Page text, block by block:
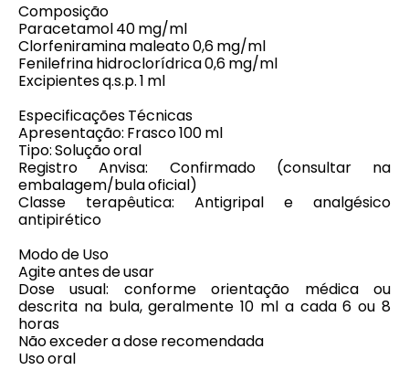
Composição
Paracetamol 40 mg/ml
Clorfeniramina maleato 0,6 mg/ml
Fenilefrina hidroclorídrica 0,6 mg/ml
Excipientes q.s.p. 1 ml
Especificações Técnicas
Apresentação: Frasco 100 ml
Tipo: Solução oral
Registro Anvisa: Confirmado (consultar na
embalagem/bula oficial)
Classe terapêutica: Antigripal e analgésico
antipirético
Modo de Uso
Agite antes de usar
Dose usual: conforme orientação médica ou
descrita na bula, geralmente 10 ml a cada 6 ou 8
horas
Não exceder a dose recomendada
Uso oral